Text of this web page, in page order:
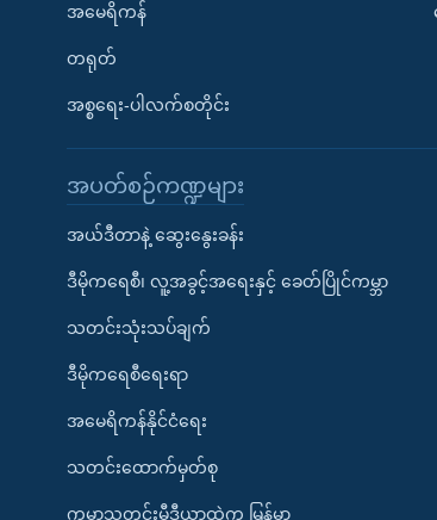
အမေရိကန်
တရုတ်
အစ္စရေး-ပါလက်စတိုင်း
အပတ်စဉ်ကဏ္ဍများ
အယ်ဒီတာနဲ့ ဆွေးနွေးခန်း
ဒီမိုကရေစီ၊ လူ့အခွင့်အရေးနှင့် ခေတ်ပြိုင်ကမ္ဘာ
သတင်းသုံးသပ်ချက်
ဒီမိုကရေစီရေးရာ
အမေရိကန်နိုင်ငံရေး
သတင်းထောက်မှတ်စု
ကမ္ဘာ့သတင်းမီဒီယာထဲက မြန်မာ